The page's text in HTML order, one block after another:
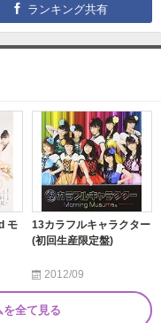
ランキング共有
モ
13カラフルキャラクター
(初回生産限定盤)
2012/09
全て見る